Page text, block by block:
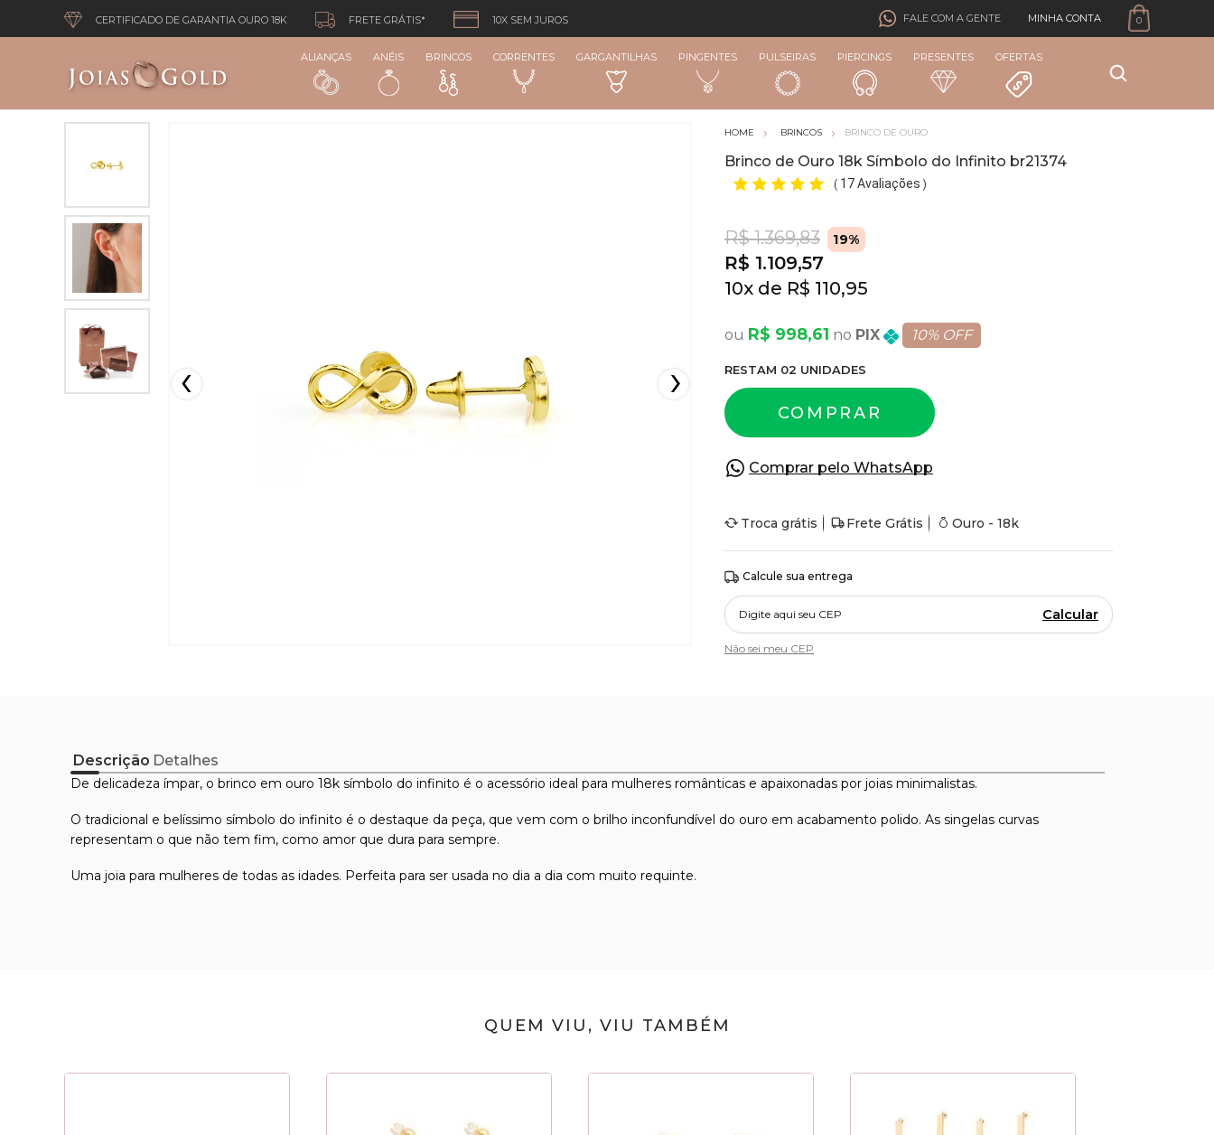
CERTIFICADO DE GARANTIA OURO 18K FRETE GRÁTIS* 10X SEM JUROS FALE COM A GENTE MINHA CONTA 0
ALIANÇAS ANÉIS BRINCOS CORRENTES GARGANTILHAS PINGENTES PULSEIRAS PIERCINGS PRESENTES OFERTAS
BRINCOS BRINCO DE OURO
Brinco de Ouro 18k Símbolo do Infinito br21374
( 17 Avaliações )
R$ 1.369,83 19%
R$ 1.109,57
10x R$ 110,95
R$ 998,61 PIX 10% OFF
RESTAM 02 UNIDADES
COMPRAR
Comprar pelo WhatsApp
Troca grátis Frete Grátis Ouro - 18k
Calcule sua entrega
Calcular
Não sei meu CEP
Descrição Detalhes
De delicadeza ímpar, o brinco em ouro 18k símbolo do infinito é o acessório ideal para mulheres românticas e apaixonadas por joias minimalistas.
O tradicional e belíssimo símbolo do infinito é o destaque da peça, que vem com o brilho inconfundível do ouro em acabamento polido. As singelas curvas
representam o que não tem fim, como amor que dura para sempre.
Uma joia para mulheres de todas as idades. Perfeita para ser usada no dia a dia com muito requinte.
QUEM VIU, VIU TAMBÉM